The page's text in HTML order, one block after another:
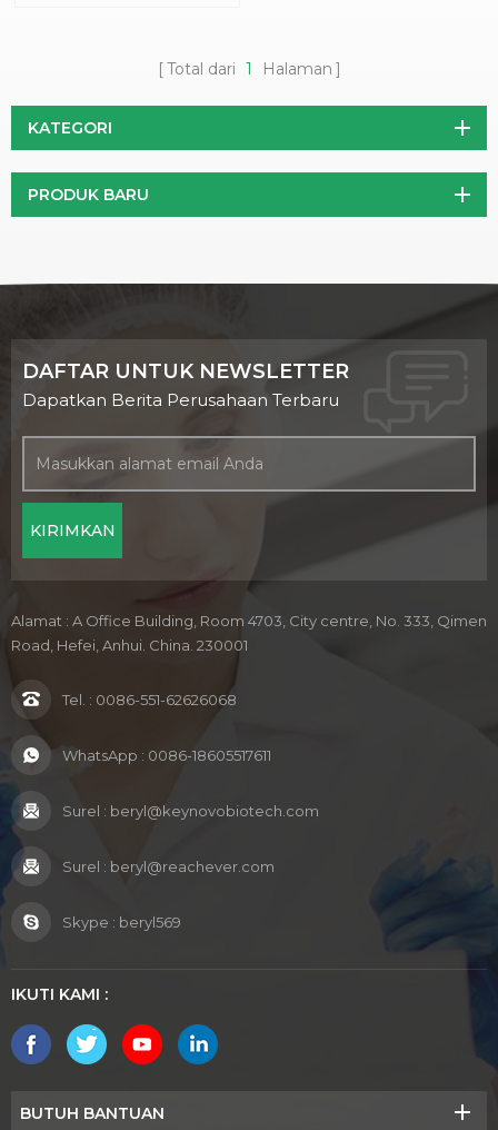
Total dari 1 Halaman
KATEGORI
PRODUK BARU
DAFTAR UNTUK NEWSLETTER
Dapatkan Berita Perusahaan Terbaru
Alamat : A Office Building, Room 4703, City centre, No. 333, Qimen
Road, Hefei, Anhui. China. 230001
Tel. : 0086-551-62626068
WhatsApp : 0086-18605517611
Surel : beryl@keynovobiotech.com
Surel : beryl@reachever.com
Skype : beryl569
IKUTI KAMI :
BUTUH BANTUAN